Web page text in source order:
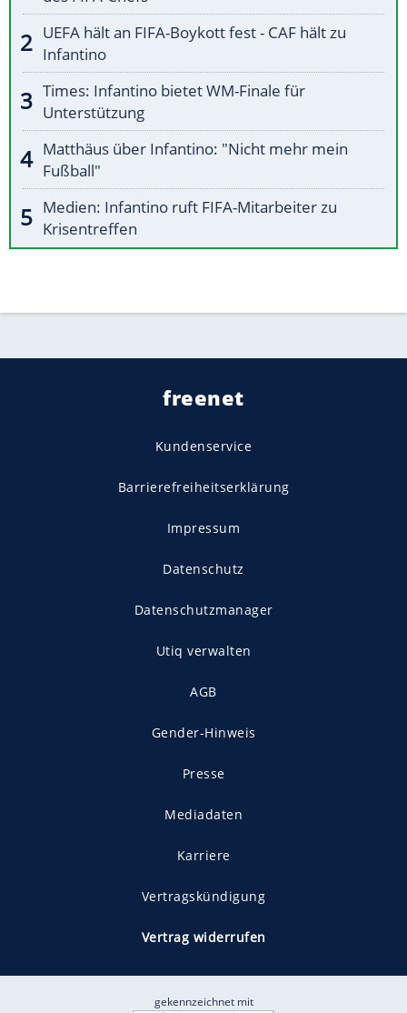
UEFA hält an FIFA-Boykott fest - CAF hält zu
Infantino
Times: Infantino bietet WM-Finale für
Unterstützung
Matthäus über Infantino: "Nicht mehr mein
Fußball"
Medien: Infantino ruft FIFA-Mitarbeiter zu
Krisentreffen
freenet
Kundenservice
Barrierefreiheitserklärung
Impressum
Datenschutz
Datenschutzmanager
Utiq verwalten
AGB
Gender-Hinweis
Presse
Mediadaten
Karriere
Vertragskündigung
Vertrag widerrufen
gekennzeichnet mit